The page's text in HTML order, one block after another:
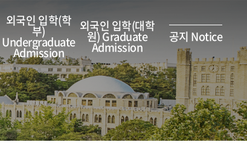
외국인 입학(학
부)
Undergraduate
Admission
입학가이드 Outline
모집요강 Admission
Guideline
외국인 입학(대학
원) Graduate
Admission
GKS(정부초청장학)
외국인(Int'l
Admission)
공지 Notice
한국어시험 KHU
Korean Test
외국인 입학(학부)
Undergraduate